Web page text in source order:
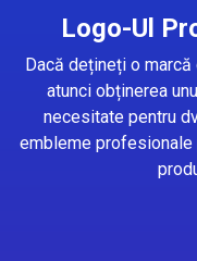
Logo-Ul
Dacă dețineți o
atunci obținerea
necesitate pentru
embleme profesionale